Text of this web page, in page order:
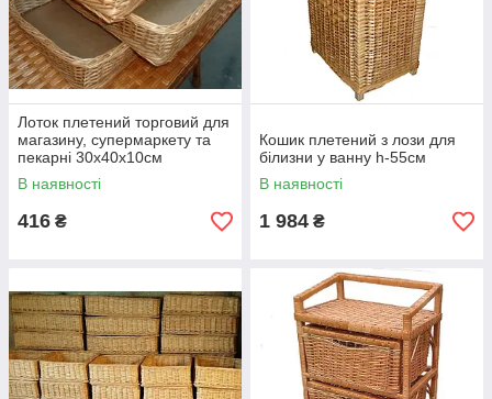
Лоток плетений торговий для
магазину, супермаркету та
пекарні 30x40х10см
В наявності
416 ₴
Кошик плетений з лози для
білизни у ванну h-55см
В наявності
1 984 ₴